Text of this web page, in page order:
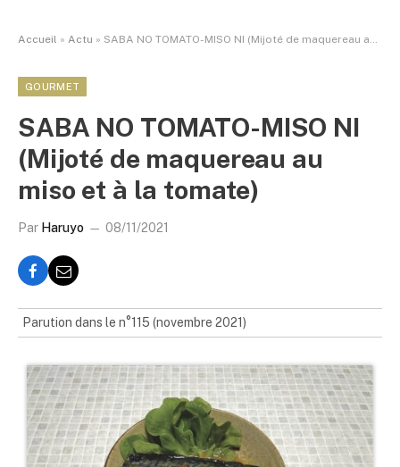
Accueil » Actu » SABA NO TOMATO-MISO NI (Mijoté de maquereau au miso et à la tomate)
GOURMET
SABA NO TOMATO-MISO NI
(Mijoté de maquereau au
miso et à la tomate)
Par Haruyo 08/11/2021
Parution dans le n°115 (novembre 2021)